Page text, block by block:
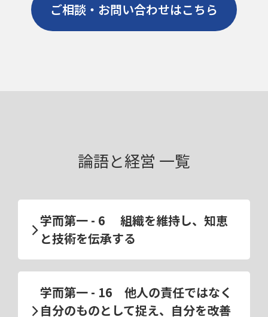
ご相談・お問い合わせはこちら
論語と経営 一覧
学而第一 - 6 組織を維持し、知恵
と技術を伝承する
学而第一 - 16 他人の責任ではなく
自分のものとして捉え、自分を改善